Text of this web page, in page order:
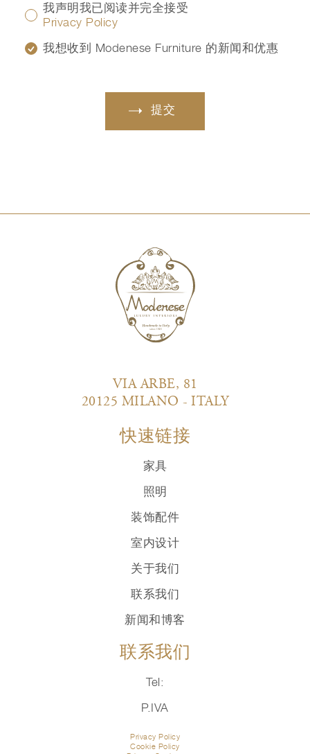
我声明我已阅读并完全接受
Privacy Policy
我想收到 Modenese Furniture 的新闻和优惠
提交
VIA ARBE, 81
20125 MILANO - ITALY
快速链接
家具
照明
装饰配件
室内设计
关于我们
联系我们
新闻和博客
联系我们
Tel:
P.IVA
Privacy Policy
Cookie Policy